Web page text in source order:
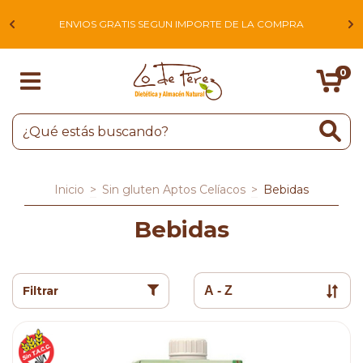
ENVIOS GRATIS SEGUN IMPORTE DE LA COMPRA
0
Inicio > Sin gluten Aptos Celíacos > Bebidas
Bebidas
Filtrar